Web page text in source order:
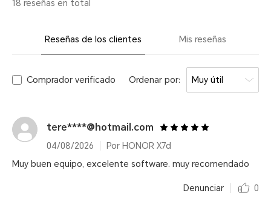
18 reseñas en total
Reseñas de los clientes Mis reseñas
Comprador verificado Ordenar por: Muy útil
tere****@hotmail.com
04/08/2026
Por HONOR X7d
Muy buen equipo, excelente software. muy recomendado
Denunciar 0